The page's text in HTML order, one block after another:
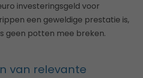
investeringsgeld voor
een geweldige prestatie is,
geen potten mee breken.
van relevante